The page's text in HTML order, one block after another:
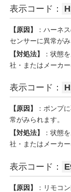
表示コード：
【原因】
：ハーネ
センサーに異常がみ
【対処法】
：状態
社・またはメーカ
表示コード：
【原因】
：ポンプ
常がみられます。
【対処法】
：状態
社・またはメーカ
表示コード：
【原因】
：リモコ